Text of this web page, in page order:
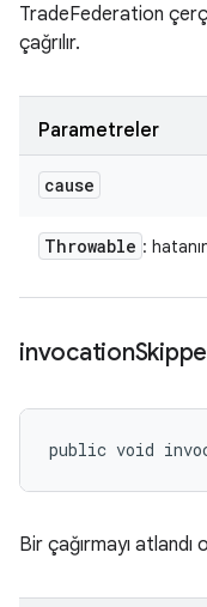
TradeFederation
çağrılır.
Parametreler
cause
Throwable :
invocation
public void
Bir çağırmayı atlandı